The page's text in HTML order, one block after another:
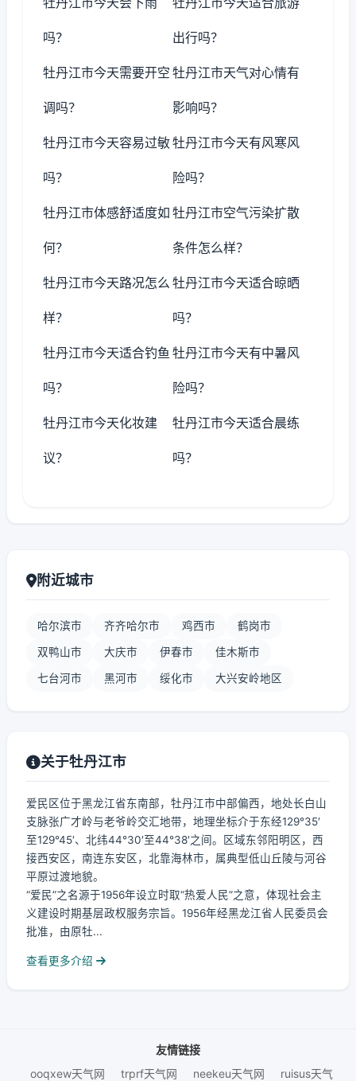
吗？ 出行吗？
牡丹江市今天需要开空
调吗？
牡丹江市天气对心情有
影响吗？
牡丹江市今天容易过敏
吗？
牡丹江市今天有风寒风
险吗？
牡丹江市体感舒适度如
何？
牡丹江市空气污染扩散
条件怎么样？
牡丹江市今天路况怎么
样？
牡丹江市今天适合晾晒
吗？
牡丹江市今天适合钓鱼
吗？
牡丹江市今天有中暑风
险吗？
牡丹江市今天化妆建
议？
牡丹江市今天适合晨练
吗？
附近城市
哈尔滨市 齐齐哈尔市 鸡西市 鹤岗市
双鸭山市 大庆市 伊春市 佳木斯市
七台河市 黑河市 绥化市 大兴安岭地区
关于牡丹江市
爱民区位于黑龙江省东南部，牡丹江市中部偏西，地处长白山
支脉张广才岭与老爷岭交汇地带，地理坐标介于东经129°35′
至129°45′、北纬44°30′至44°38′之间。区域东邻阳明区，西
接西安区，南连东安区，北靠海林市，属典型低山丘陵与河谷
平原过渡地貌。
“爱民”之名源于1956年设立时取“热爱人民”之意，体现社会主
义建设时期基层政权服务宗旨。1956年经黑龙江省人民委员会
批准，由原牡...
查看更多介绍
友情链接
ooqxew天气网
trprf天气网 neekeu天气网 ruisus天气